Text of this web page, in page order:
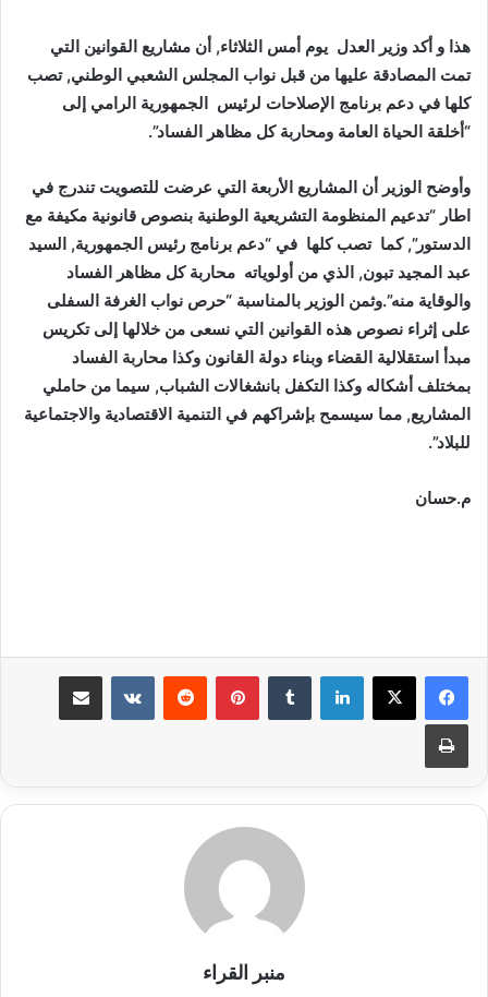
هذا و أكد وزير العدل يوم أمس الثلاثاء, أن مشاريع القوانين التي
تمت المصادقة عليها من قبل نواب المجلس الشعبي الوطني, تصب
كلها في دعم برنامج الإصلاحات لرئيس الجمهورية الرامي إلى
“أخلقة الحياة العامة ومحاربة كل مظاهر الفساد”.
وأوضح الوزير أن المشاريع الأربعة التي عرضت للتصويت تندرج في
اطار “تدعيم المنظومة التشريعية الوطنية بنصوص قانونية مكيفة مع
الدستور”, كما تصب كلها في “دعم برنامج رئيس الجمهورية, السيد
عبد المجيد تبون, الذي من أولوياته محاربة كل مظاهر الفساد
والوقاية منه”.وثمن الوزير بالمناسبة “حرص نواب الغرفة السفلى
على إثراء نصوص هذه القوانين التي نسعى من خلالها إلى تكريس
مبدأ استقلالية القضاء وبناء دولة القانون وكذا محاربة الفساد
بمختلف أشكاله وكذا التكفل بانشغالات الشباب, سيما من حاملي
المشاريع, مما سيسمح بإشراكهم في التنمية الاقتصادية والاجتماعية
للبلاد”.
م.حسان
لينكدإن بينتيريست
طباعة
منبر القراء